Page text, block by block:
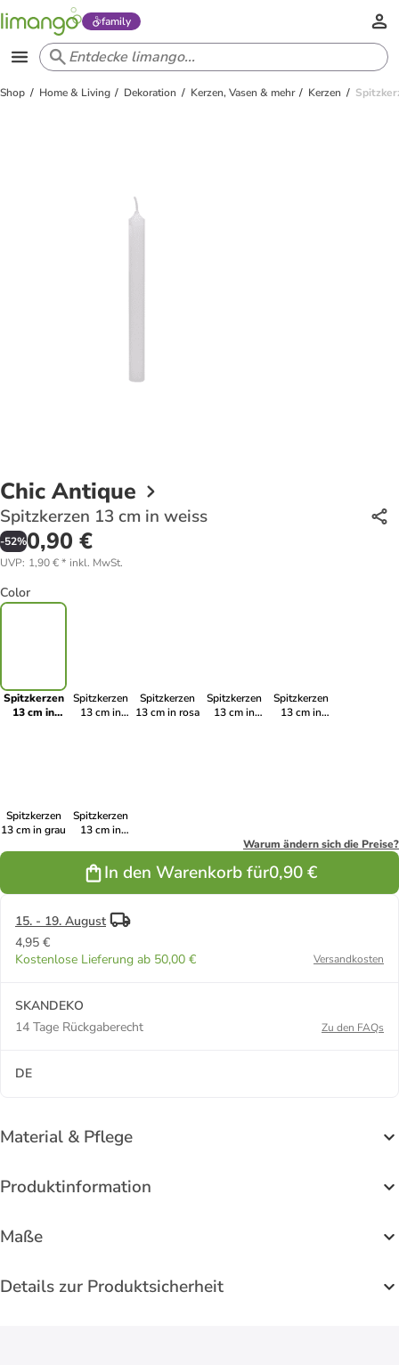
family
Shop Home & Living Dekoration Kerzen, Vasen & mehr Kerzen
Chic Antique
Spitzkerzen 13 cm in weiss
-52%0,90 €
UVP: 1,90 €* inkl. MwSt.
Color
Spitzkerzen
13 cm in
Spitzkerzen
13 cm in
Spitzkerzen
13 cm in rosa
Spitzkerzen
13 cm in
Spitzkerzen
13 cm in
Spitzkerzen
13 cm in grau
Spitzkerzen
13 cm in
Warum ändern sich die Preise?
In den Warenkorb für0,90 €
15. - 19. August
4,95 €
Kostenlose Lieferung ab 50,00 €
Versandkosten
SKANDEKO
14 Tage Rückgaberecht
Zu den FAQs
DE
Material & Pflege
Produktinformation
Maße
Details zur Produktsicherheit